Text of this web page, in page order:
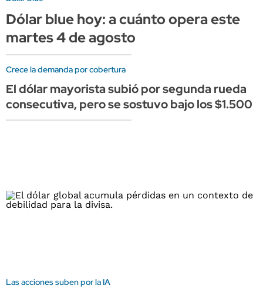
Dólar blue hoy: a cuánto opera este
martes 4 de agosto
Crece la demanda por cobertura
El dólar mayorista subió por segunda rueda
consecutiva, pero se sostuvo bajo los $1.500
Las acciones suben por la IA